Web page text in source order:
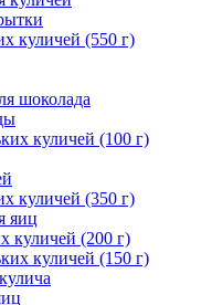
куличей (550 г)
шоколада
куличей (100 г)
куличей (350 г)
яиц
куличей (200 г)
куличей (150 г)